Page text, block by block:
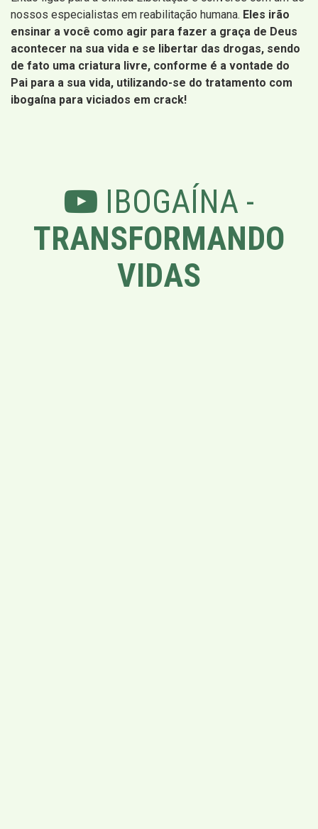
nossos especialistas em reabilitação humana. Eles irão
ensinar a você como agir para fazer a graça de Deus
acontecer na sua vida e se libertar das drogas, sendo
de fato uma criatura livre, conforme é a vontade do
Pai para a sua vida, utilizando-se do tratamento com
ibogaína para viciados em crack!
IBOGAÍNA -
TRANSFORMANDO
VIDAS